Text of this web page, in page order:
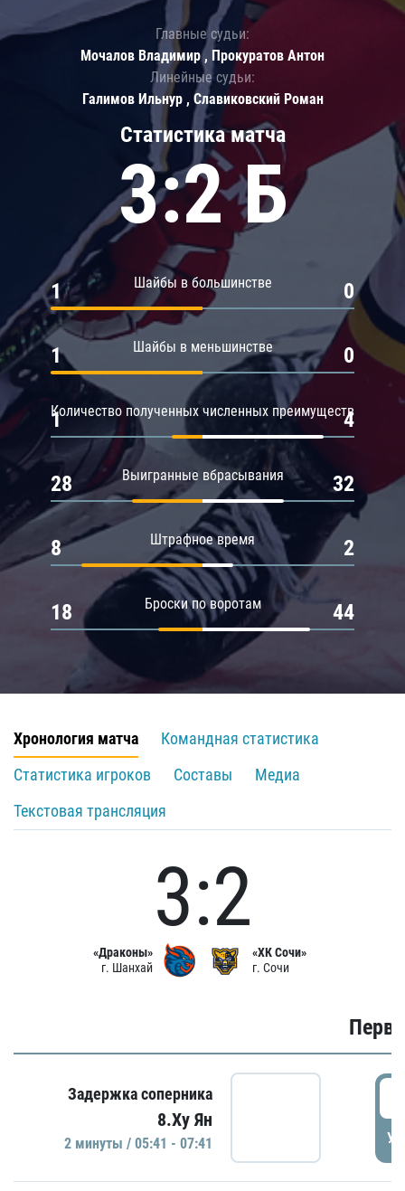
Статистика матча
3:2 Б
Шайбы в большинстве
1 0
Шайбы в меньшинстве
1 0
Количество полученных численных преимуществ
1 4
Выигранные вбрасывания
28 32
Штрафное время
8 2
Броски по воротам
18 44
Главные судьи:
Мочалов Владимир , Прокуратов Антон
Линейные судьи:
Галимов Ильнур , Славиковский Роман
Хронология матча
Командная статистика
Статистика игроков
Составы
Медиа
Текстовая трансляция
«Драконы»
г. Шанхай
3:2
«ХК Сочи»
г. Сочи
Задержка соперника
8.Ху Ян
2 минуты / 05:41 - 07:41